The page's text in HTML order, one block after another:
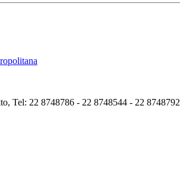
Tel: 22 8748786 - 22 8748544 - 22 8748792